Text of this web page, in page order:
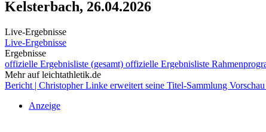
Kelsterbach, 26.04.2026
Live-Ergebnisse
Live-Ergebnisse
Ergebnisse
offizielle Ergebnisliste (gesamt) offizielle Ergebnisliste
Mehr auf leichtathletik.de
Bericht | Christopher Linke erweitert seine Titel-Sammlung
Anzeige